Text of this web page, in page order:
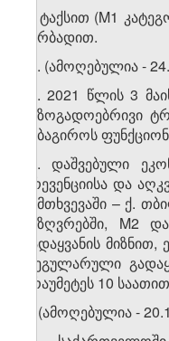
7. ტაქსით (M1
პირბადით.
. (ამოღებულია -
. 2021 წლის 3
საზოგადოებრივი
საბაგიროს
. დაშვებული
პრევენციისა და
შემთხვევაში – ქ.
საზღვრებში, M2
გადაყვანის
რეგულარული
არაუმეტეს 10
8. (ამოღებულია -